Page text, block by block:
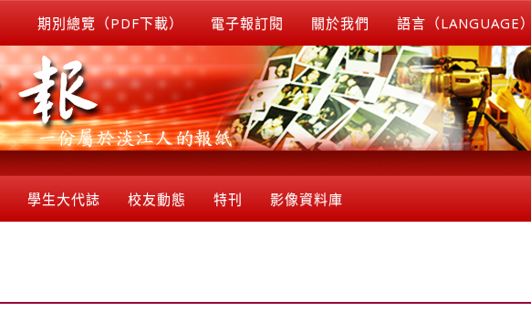
期別總覽（PDF下載） 電子報訂閱 關於我們 語言（LANGUAGE）
學生大代誌 校友動態 特刊 影像資料庫